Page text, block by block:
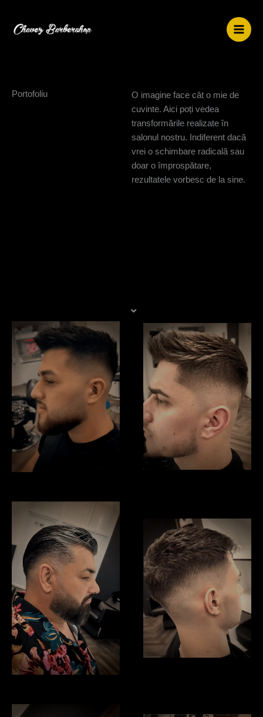
content
Portofoliu
O imagine face cât o mie de
cuvinte. Aici poți vedea
transformările realizate în
salonul nostru. Indiferent dacă
vrei o schimbare radicală sau
doar o împrospătare,
rezultatele vorbesc de la sine.